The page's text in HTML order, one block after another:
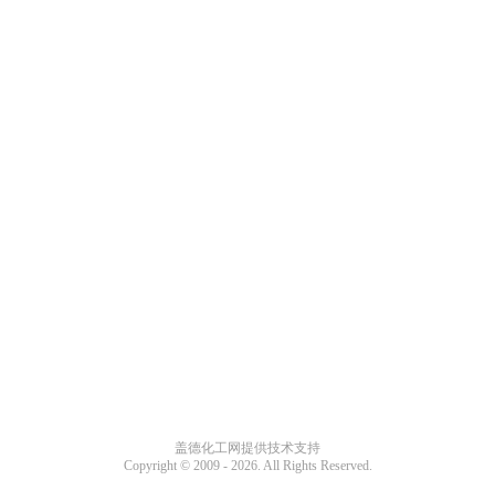
盖德化工网提供技术支持
Copyright © 2009 - 2026. All Rights Reserved.